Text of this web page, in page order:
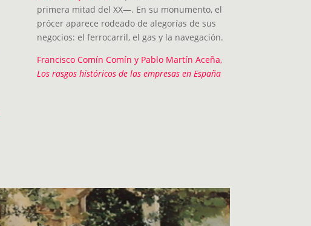
primera mitad del XX—. En su monumento, el
prócer aparece rodeado de alegorías de sus
negocios: el ferrocarril, el gas y la navegación.
Francisco Comín Comín y Pablo Martín Aceña,
Los rasgos históricos de las empresas en España